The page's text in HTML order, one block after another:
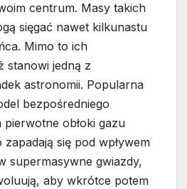
centrum. Masy takich
sięgać nawet kilkunastu
Mimo to ich
stanowi jedną z
astronomii. Popularna
bezpośredniego
obłoki gazu
zapadają się pod wpływem
supermasywne gwiazdy,
aby wkrótce potem